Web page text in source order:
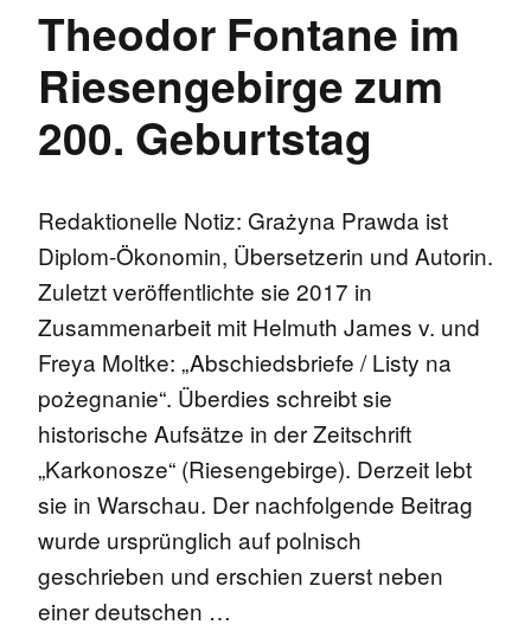
Theodor Fontane im
Riesengebirge zum
200. Geburtstag
Redaktionelle Notiz: Grażyna Prawda ist
Diplom-Ökonomin, Übersetzerin und Autorin.
Zuletzt veröffentlichte sie 2017 in
Zusammenarbeit mit Helmuth James v. und
Freya Moltke: „Abschiedsbriefe / Listy na
pożegnanie“. Überdies schreibt sie
historische Aufsätze in der Zeitschrift
„Karkonosze“ (Riesengebirge). Derzeit lebt
sie in Warschau. Der nachfolgende Beitrag
wurde ursprünglich auf polnisch
geschrieben und erschien zuerst neben
einer deutschen …